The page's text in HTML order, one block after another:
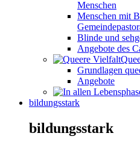
Menschen
Menschen mit
Blinde und
Angebote des
Grundlagen
Angebote
bildungsstark
bildungsstark